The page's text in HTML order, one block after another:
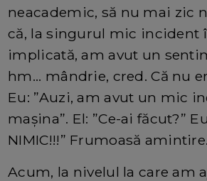
neacademic, să nu mai zic
că, la singurul mic incident
implicată, am avut un
hm... mândrie, cred. Că nu
Eu: ”Auzi, am avut un mic
mașina”. El: ”Ce-ai făcut?”
NIMIC!!!” Frumoasă amintire.
Acum, la nivelul la care am